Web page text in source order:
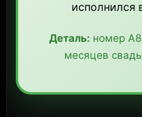
исполнился
Деталь: номер
месяцев